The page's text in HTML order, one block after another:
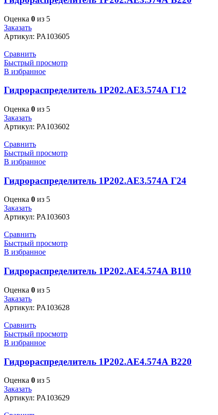
Оценка 0 из 5
Заказать
Артикул: PA103605
Сравнить
Быстрый просмотр
В избранное
Гидрораспределитель 1Р202.АЕ3.574А Г12
Оценка 0 из 5
Заказать
Артикул: PA103602
Сравнить
Быстрый просмотр
В избранное
Гидрораспределитель 1Р202.АЕ3.574А Г24
Оценка 0 из 5
Заказать
Артикул: PA103603
Сравнить
Быстрый просмотр
В избранное
Гидрораспределитель 1Р202.АЕ4.574А В110
Оценка 0 из 5
Заказать
Артикул: PA103628
Сравнить
Быстрый просмотр
В избранное
Гидрораспределитель 1Р202.АЕ4.574А В220
Оценка 0 из 5
Заказать
Артикул: PA103629